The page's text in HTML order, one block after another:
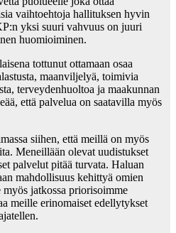
vaihtoehtoja hallituksen hyvin
yksi suuri vahvuus on juuri
huomioiminen.
tottunut ottamaan osaa
maanviljelyä, toimivia
terveydenhuoltoa ja maakunnan
että palvelua on saatavilla myös
siihen, että meillä on myös
Meneillään olevat uudistukset
palvelut pitää turvata. Haluan
mahdollisuus kehittyä omien
myös jatkossa priorisoimme
meille erinomaiset edellytykset